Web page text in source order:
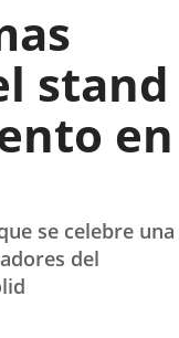
stand
en
se celebre una
del